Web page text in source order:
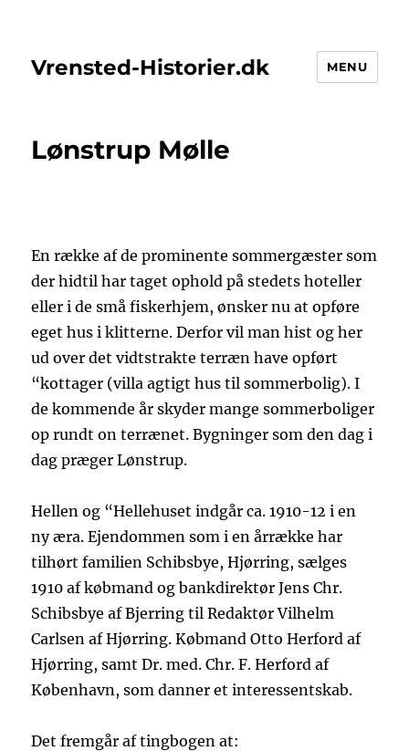
Vrensted-Historier.dk MENU
Lønstrup Mølle
En række af de prominente sommergæster som
der hidtil har taget ophold på stedets hoteller
eller i de små fiskerhjem, ønsker nu at opføre
eget hus i klitterne. Derfor vil man hist og her
ud over det vidtstrakte terræn have opført
“kottager (villa agtigt hus til sommerbolig). I
de kommende år skyder mange sommerboliger
op rundt on terrænet. Bygninger som den dag i
dag præger Lønstrup.
Hellen og “Hellehuset indgår ca. 1910-12 i en
ny æra. Ejendommen som i en årrække har
tilhørt familien Schibsbye, Hjørring, sælges
1910 af købmand og bankdirektør Jens Chr.
Schibsbye af Bjerring til Redaktør Vilhelm
Carlsen af Hjørring. Købmand Otto Herford af
Hjørring, samt Dr. med. Chr. F. Herford af
København, som danner et interessentskab.
Det fremgår af tingbogen at: